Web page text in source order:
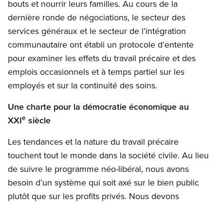
bouts et nourrir leurs familles. Au cours de la
dernière ronde de négociations, le secteur des
services généraux et le secteur de l’intégration
communautaire ont établi un protocole d’entente
pour examiner les effets du travail précaire et des
emplois occasionnels et à temps partiel sur les
employés et sur la continuité des soins.
Une charte pour la démocratie économique au
XXIe siècle
Les tendances et la nature du travail précaire
touchent tout le monde dans la société civile. Au lieu
de suivre le programme néo-libéral, nous avons
besoin d’un système qui soit axé sur le bien public
plutôt que sur les profits privés. Nous devons